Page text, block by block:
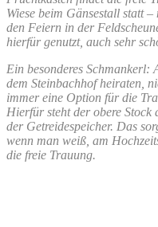
Wiese beim Gänsestall statt
den Feiern in der
hierfür genutzt, auch sehr
Ein besonderes Schmankerl:
dem Steinbachhof heiraten,
immer eine Option für die
Hierfür steht der obere Stock
der Getreidespeicher. Das
wenn man weiß, am
die freie Trauung.